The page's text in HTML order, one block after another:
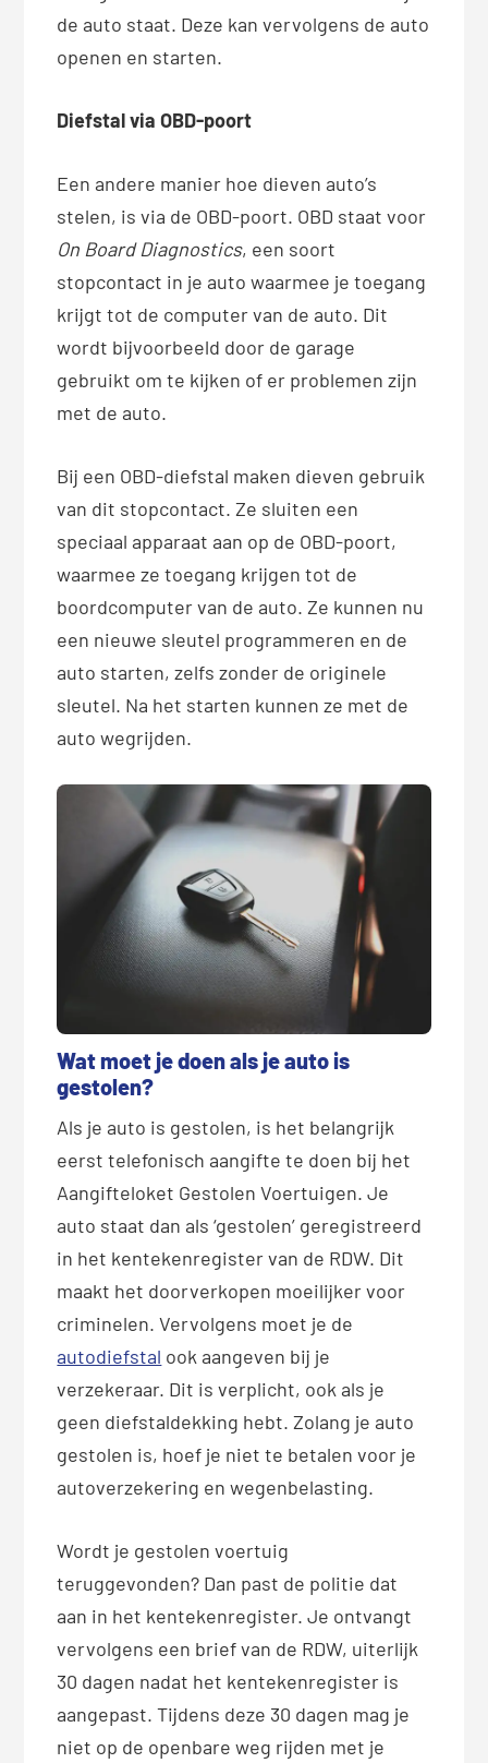
de auto staat. Deze kan vervolgens de auto
openen en starten.
Diefstal via OBD-poort
Een andere manier hoe dieven auto’s
stelen, is via de OBD-poort. OBD staat voor
On Board Diagnostics, een soort
stopcontact in je auto waarmee je toegang
krijgt tot de computer van de auto. Dit
wordt bijvoorbeeld door de garage
gebruikt om te kijken of er problemen zijn
met de auto.
Bij een OBD-diefstal maken dieven gebruik
van dit stopcontact. Ze sluiten een
speciaal apparaat aan op de OBD-poort,
waarmee ze toegang krijgen tot de
boordcomputer van de auto. Ze kunnen nu
een nieuwe sleutel programmeren en de
auto starten, zelfs zonder de originele
sleutel. Na het starten kunnen ze met de
auto wegrijden.
Wat moet je doen als je auto is
gestolen?
Als je auto is gestolen, is het belangrijk
eerst telefonisch aangifte te doen bij het
Aangifteloket Gestolen Voertuigen. Je
auto staat dan als ‘gestolen’ geregistreerd
in het kentekenregister van de RDW. Dit
maakt het doorverkopen moeilijker voor
criminelen. Vervolgens moet je de
autodiefstal ook aangeven bij je
verzekeraar. Dit is verplicht, ook als je
geen diefstaldekking hebt. Zolang je auto
gestolen is, hoef je niet te betalen voor je
autoverzekering en wegenbelasting.
Wordt je gestolen voertuig
teruggevonden? Dan past de politie dat
aan in het kentekenregister. Je ontvangt
vervolgens een brief van de RDW, uiterlijk
30 dagen nadat het kentekenregister is
aangepast. Tijdens deze 30 dagen mag je
niet op de openbare weg rijden met je